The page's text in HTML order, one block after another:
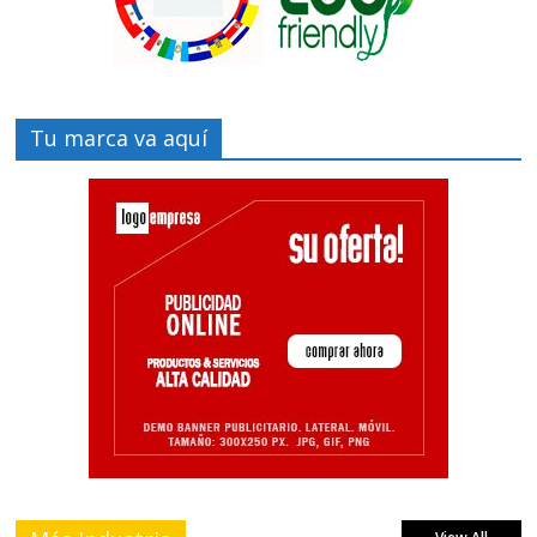
Tu marca va aquí